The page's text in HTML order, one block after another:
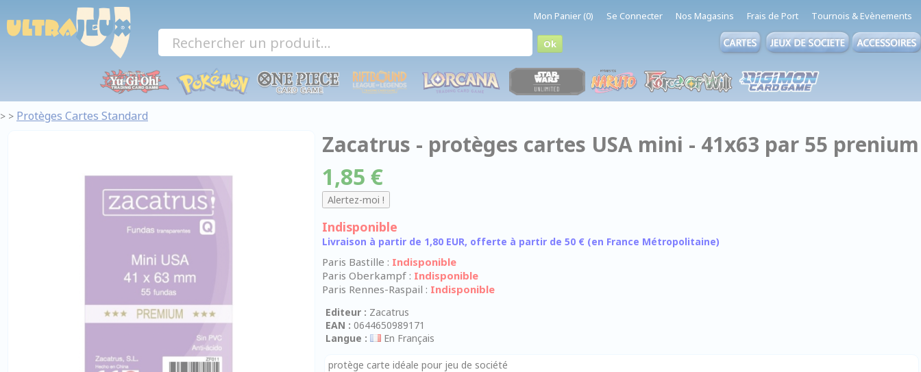
Mon Panier (0) Se Connecter Nos Magasins Frais de Port Tournois & Evènements
> > Protèges Cartes Standard
Zacatrus - protèges cartes USA mini - 41x63 par 55 prenium
1,85 €
Indisponible
Livraison à partir de 1,80 EUR, offerte à partir de 50 € (en France Métropolitaine)
Paris Bastille : Indisponible
Paris Oberkampf : Indisponible
Paris Rennes-Raspail : Indisponible
Editeur : Zacatrus
EAN : 0644650989171
Langue :
En Français
protège carte idéale pour jeu de société
Panneau de gestion des cookies